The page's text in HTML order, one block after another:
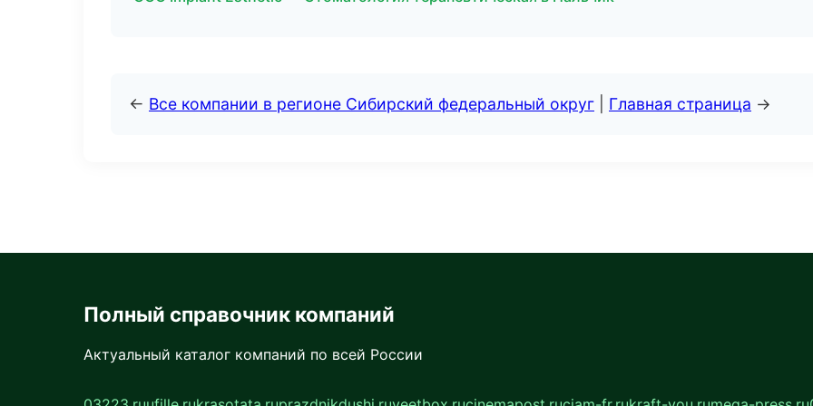
← Все компании в регионе Сибирский федеральный округ Главная страница →
Полный справочник компаний
Актуальный каталог компаний по всей России